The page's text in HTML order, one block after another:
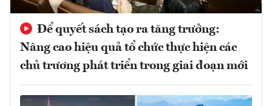
Để quyết sách tạo ra tăng trưởng:
Nâng cao hiệu quả tổ chức thực hiện các
chủ trương phát triển trong giai đoạn mới